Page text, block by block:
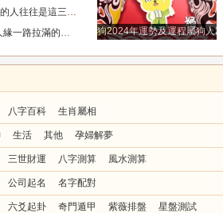
能獨立完成也懂得借助團隊_水瓶_協作_一個人
人幫扶，全年順風順水少坎坷_合作_人脈_事業
狗2024年運勢及運程屬狗人
八字百科 生肖屬相
生活 其他 孕婦解夢
三世財運 八字測算 風水測算
公司起名 名字配對
六爻起卦 奇門遁甲 紫薇排盤 星盤測試